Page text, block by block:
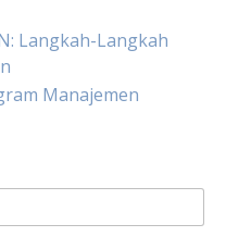
Langkah-Langkah
Manajemen